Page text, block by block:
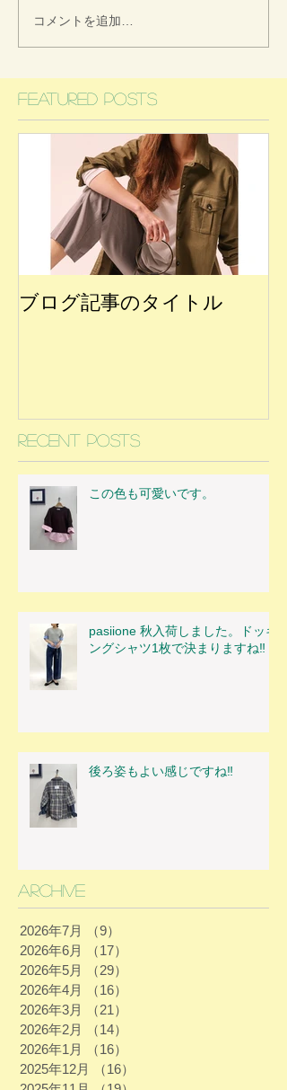
コメントを追加…
Featured Posts
ブログ記事のタイトル
Recent Posts
この色も可愛いです。
pasiione 秋入荷しました。ドッキ
ングシャツ1枚で決まりますね‼
後ろ姿もよい感じですね‼
Archive
2026年7月 （9）
2026年6月
（17）
2026年5月
（29）
2026年4月
（16）
2026年3月
（21）
2026年2月
（14）
2026年1月
（16）
2025年12月
（16）